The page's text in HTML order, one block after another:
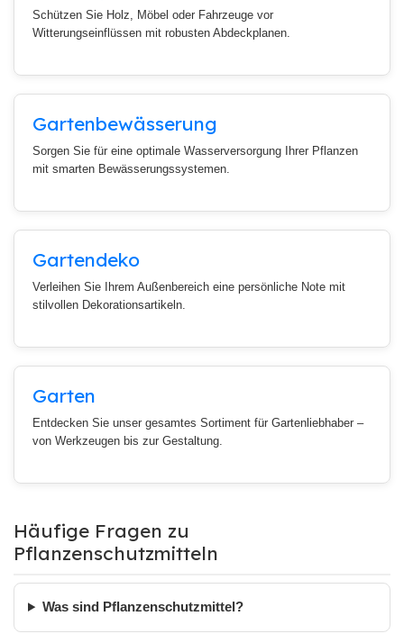
Schützen Sie Holz, Möbel oder Fahrzeuge vor
Witterungseinflüssen mit robusten Abdeckplanen.
Gartenbewässerung
Sorgen Sie für eine optimale Wasserversorgung Ihrer Pflanzen
mit smarten Bewässerungssystemen.
Gartendeko
Verleihen Sie Ihrem Außenbereich eine persönliche Note mit
stilvollen Dekorationsartikeln.
Garten
Entdecken Sie unser gesamtes Sortiment für Gartenliebhaber –
von Werkzeugen bis zur Gestaltung.
Häufige Fragen zu
Pflanzenschutzmitteln
Was sind Pflanzenschutzmittel?